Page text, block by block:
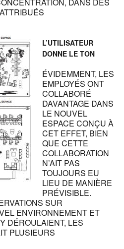
DANS DES
L’UTILISATEUR
DONNE LE TON
ÉVIDEMMENT, LES
EMPLOYÉS ONT
COLLABORÉ
DAVANTAGE DANS
LE NOUVEL
ESPACE CONÇU À
CET EFFET, BIEN
QUE CETTE
COLLABORATION
N’AIT PAS
TOUJOURS EU
LIEU DE MANIÈRE
PRÉVISIBLE.
SUR
ENVIRONNEMENT ET
DÉROULAIENT, LES
PLUSIEURS